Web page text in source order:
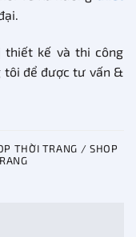
thiết kế và thi công
tôi để được tư vấn &
THỜI TRANG / SHOP